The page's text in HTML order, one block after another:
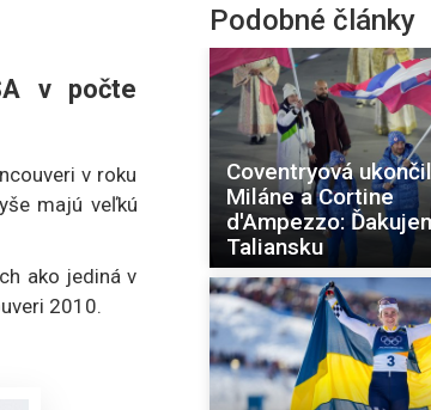
v počte
v roku
majú veľkú
ako jediná v
2010.
Podobné články
Coventryová
Miláne a Cortine
d'Ampezzo:
Taliansku